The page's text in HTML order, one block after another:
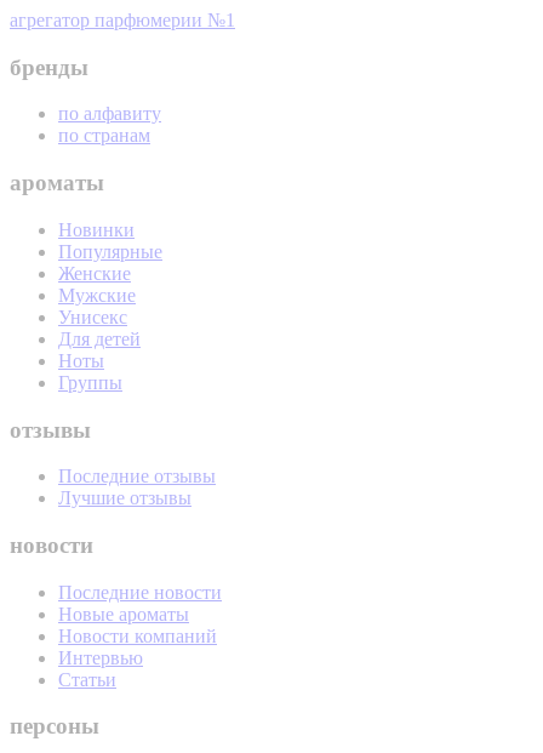
агрегатор парфюмерии №1
бренды
по алфавиту
по странам
ароматы
Новинки
Популярные
Женские
Мужские
Унисекс
Для детей
Ноты
Группы
отзывы
Последние отзывы
Лучшие отзывы
новости
Последние новости
Новые ароматы
Новости компаний
Интервью
Статьи
персоны